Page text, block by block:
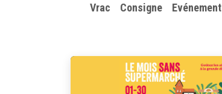
Vrac Consigne ​Evénement